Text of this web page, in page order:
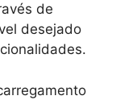
de
desejado